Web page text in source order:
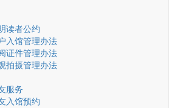
读者公约
入馆管理办法
证件管理办法
拍摄管理办法
服务
入馆预约